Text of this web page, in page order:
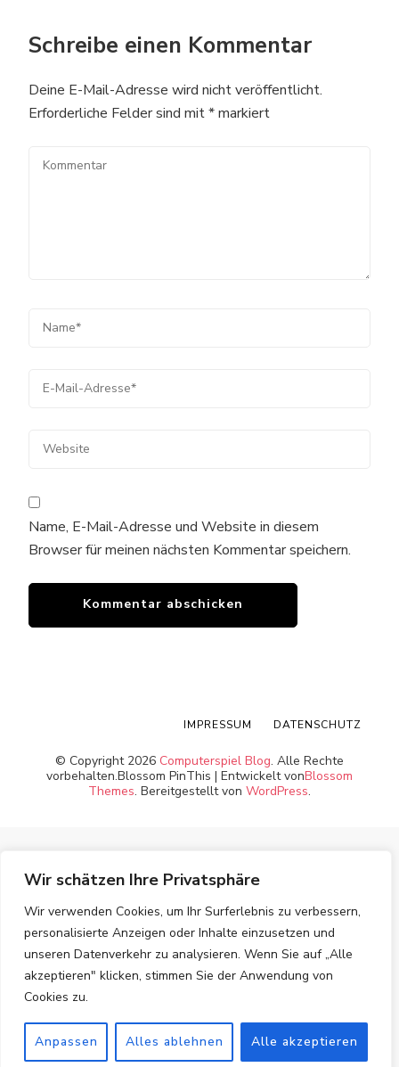
Wir schätzen Ihre Privatsphäre
Wir verwenden Cookies, um Ihr Surferlebnis zu verbessern,
personalisierte Anzeigen oder Inhalte einzusetzen und
unseren Datenverkehr zu analysieren. Wenn Sie auf „Alle
akzeptieren" klicken, stimmen Sie der Anwendung von
Cookies zu.
Anpassen Alles ablehnen Alle akzeptieren
Schreibe einen Kommentar
Deine E-Mail-Adresse wird nicht veröffentlicht.
Erforderliche Felder sind mit*markiert
Name, E-Mail-Adresse und Website in diesem
Browser für meinen nächsten Kommentar speichern.
© Copyright 2026 Computerspiel Blog. Alle Rechte
vorbehalten.Blossom PinThis | Entwickelt vonBlossom
Themes. Bereitgestellt von WordPress.
IMPRESSUM DATENSCHUTZ